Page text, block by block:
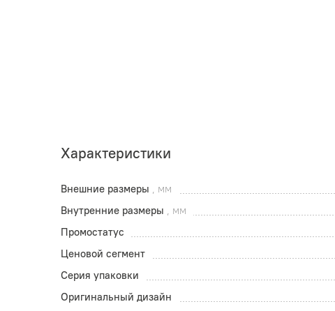
Характеристики
Внешние размеры , мм
Внутренние размеры , мм
Промостатус
Ценовой сегмент
Серия упаковки
Оригинальный дизайн